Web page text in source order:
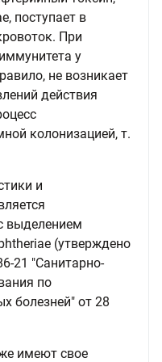
поступает в
При
у
не возникает
действия
колонизацией, т.
и
выделением
(утверждено
21 "Санитарно-
по
болезней" от 28
имеют свое